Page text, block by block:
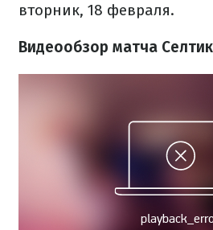
вторник, 18 февраля.
Видеообзор матча